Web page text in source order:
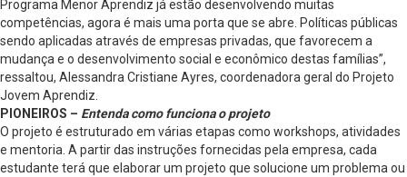
Programa Menor Aprendiz já estão desenvolvendo muitas
competências, agora é mais uma porta que se abre. Políticas públicas
sendo aplicadas através de empresas privadas, que favorecem a
mudança e o desenvolvimento social e econômico destas famílias”,
ressaltou, Alessandra Cristiane Ayres, coordenadora geral do Projeto
Jovem Aprendiz.
PIONEIROS – Entenda como funciona o projeto
O projeto é estruturado em várias etapas como workshops, atividades
e mentoria. A partir das instruções fornecidas pela empresa, cada
estudante terá que elaborar um projeto que solucione um problema ou